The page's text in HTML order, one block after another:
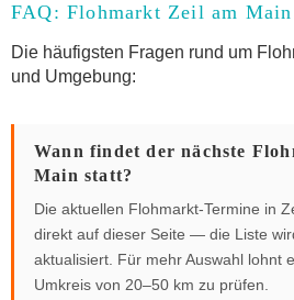
FAQ: Flohmarkt Zeil am Main
Die häufigsten Fragen rund um
und Umgebung:
Wann findet der nächste
Main statt?
Die aktuellen Flohmarkt-Termine in
direkt auf dieser Seite — die Liste
aktualisiert. Für mehr Auswahl lohnt
Umkreis von 20–50 km zu prüfen.